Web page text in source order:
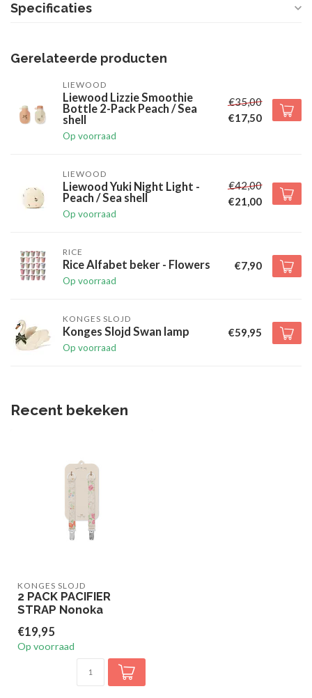
Specificaties
Gerelateerde producten
LIEWOOD
Liewood Lizzie Smoothie
Bottle 2-Pack Peach / Sea
shell
Op voorraad
€35,00
€17,50
LIEWOOD
Liewood Yuki Night Light -
Peach / Sea shell
Op voorraad
€42,00
€21,00
RICE
Rice Alfabet beker - Flowers
Op voorraad
€7,90
KONGES SLOJD
Konges Slojd Swan lamp
Op voorraad
€59,95
Recent bekeken
KONGES SLOJD
2 PACK PACIFIER
STRAP Nonoka
€19,95
Op voorraad